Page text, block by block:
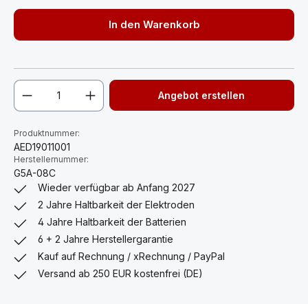
In den Warenkorb
Angebot erstellen
Produktnummer:
AED19011001
Herstellernummer:
G5A-08C
Wieder verfügbar ab Anfang 2027
2 Jahre Haltbarkeit der Elektroden
4 Jahre Haltbarkeit der Batterien
6 + 2 Jahre Herstellergarantie
Kauf auf Rechnung / xRechnung / PayPal
Versand ab 250 EUR kostenfrei (DE)